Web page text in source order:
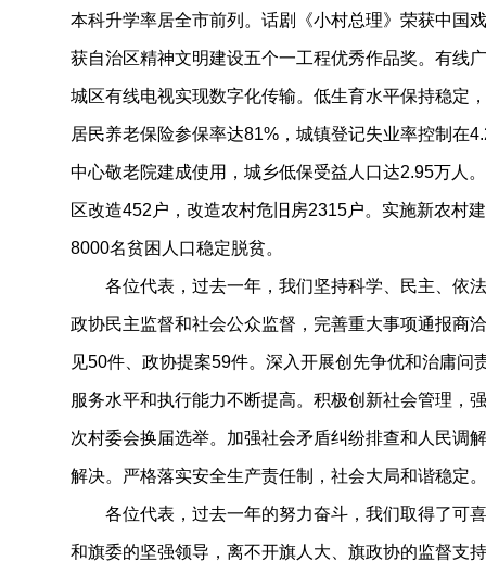
本科升学率居全市前列。话剧《小村总理》荣获中国
获自治区精神文明建设五个一工程优秀作品奖。有线
城区有线电视实现数字化传输。低生育水平保持稳定
居民养老保险参保率达81%，城镇登记失业率控制在
中心敬老院建成使用，城乡低保受益人口达2.95万人
区改造452户，改造农村危旧房2315户。实施新农村
8000名贫困人口稳定脱贫。
各位代表，过去一年，我们坚持科学、民主、依法
政协民主监督和社会公众监督，完善重大事项通报商
见50件、政协提案59件。深入开展创先争优和治庸问
服务水平和执行能力不断提高。积极创新社会管理，
次村委会换届选举。加强社会矛盾纠纷排查和人民调
解决。严格落实安全生产责任制，社会大局和谐稳定。
各位代表，过去一年的努力奋斗，我们取得了可喜
和旗委的坚强领导，离不开旗人大、旗政协的监督支